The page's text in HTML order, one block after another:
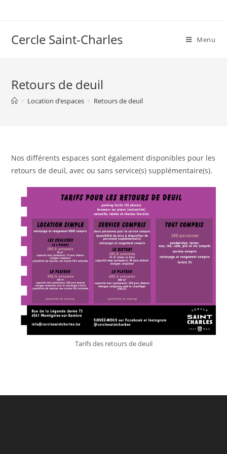
Cercle Saint-Charles Menu
Retours de deuil
> Location d’espaces > Retours de deuil
Nos différents espaces sont également disponibles pour les
retours de deuil, avec ou sans service(s) supplémentaire(s).
Tarifs des retours de deuil